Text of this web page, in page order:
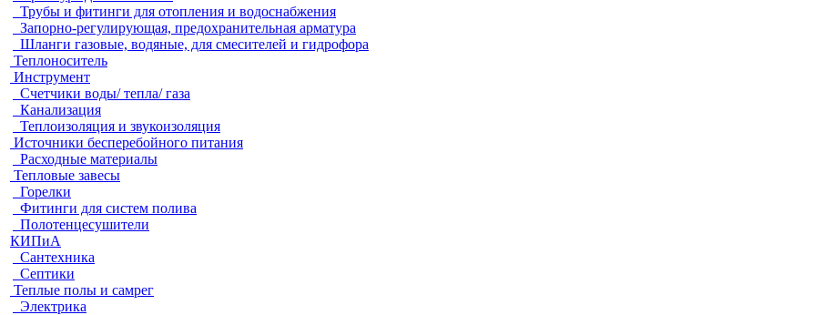
Трубы и фитинги для отопления и водоснабжения
Запорно-регулирующая, предохранительная арматура
Шланги газовые, водяные, для смесителей и гидрофора
Теплоноситель
Инструмент
Счетчики воды/ тепла/ газа
Канализация
Теплоизоляция и звукоизоляция
Источники бесперебойного питания
Расходные материалы
Тепловые завесы
Горелки
Фитинги для систем полива
Полотенцесушители
КИПиА
Сантехника
Септики
Теплые полы и самрег
Электрика